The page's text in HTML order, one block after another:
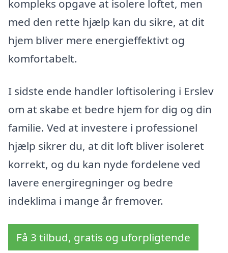
kompleks opgave at isolere loftet, men
med den rette hjælp kan du sikre, at dit
hjem bliver mere energieffektivt og
komfortabelt.
I sidste ende handler loftisolering i Erslev
om at skabe et bedre hjem for dig og din
familie. Ved at investere i professionel
hjælp sikrer du, at dit loft bliver isoleret
korrekt, og du kan nyde fordelene ved
lavere energiregninger og bedre
indeklima i mange år fremover.
Få 3 tilbud, gratis og uforpligtende